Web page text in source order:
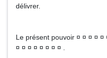
délivrer.
Le présent pouvoir ¤ ¤ ¤ ¤
¤ ¤ ¤ ¤ ¤ ¤ ¤ ¤ .